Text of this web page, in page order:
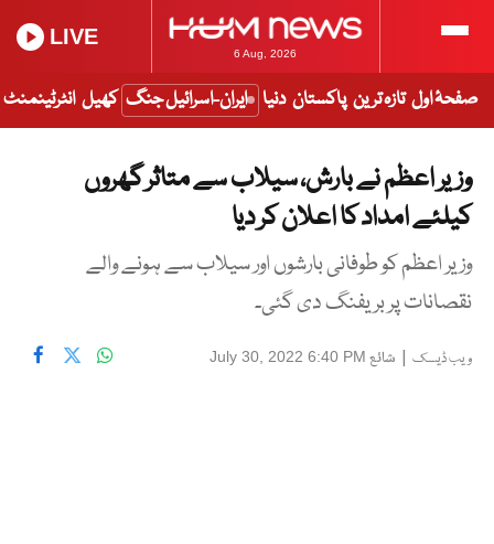
6 Aug, 2026
LIVE
صفحۂ اول تازہ ترین پاکستان دنیا ایران-اسرائیل جنگ کھیل انٹرٹینمنٹ
وزیر اعظم نے بارش، سیلاب سے متاثر گھروں
کیلئے امداد کا اعلان کر دیا
وزیر اعظم کو طوفانی بارشوں اور سیلاب سے ہونے والے
نقصانات پر بریفنگ دی گئی۔
ویب ڈیسک | شائع July 30, 2022 6:40 PM